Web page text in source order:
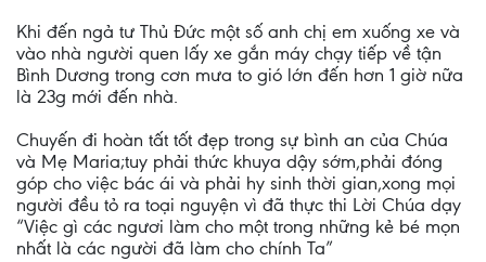
Khi đến ngả tư Thủ Đức một số anh chị em xuống xe và
vào nhà người quen lấy xe gắn máy chạy tiếp về tận
Bình Dương trong cơn mưa to gió lớn đến hơn 1 giờ nữa
là 23g mới đến nhà.
Chuyến đi hoàn tất tốt đẹp trong sự bình an của Chúa
và Mẹ Maria;tuy phải thức khuya dậy sớm,phải đóng
góp cho việc bác ái và phải hy sinh thời gian,xong mọi
người đều tỏ ra toại nguyện vì đã thực thi Lời Chúa dạy
“Việc gì các ngươi làm cho một trong những kẻ bé mọn
nhất là các người đã làm cho chính Ta”